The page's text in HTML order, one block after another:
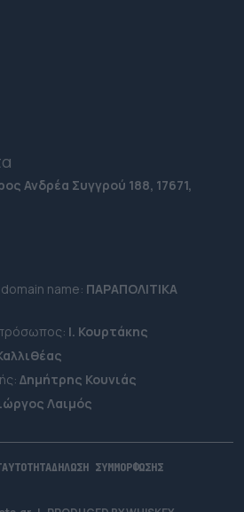
Ανδρέα Συγγρού 188, 17671,
domain name: ΠΑΡΑΠΟΛΙΤΙΚΑ
Ι. Κουρτάκης
Δημήτρης Κουνιάς
Λαιμός
ΔΗΛΩΣΗ ΣΥΜΜΟΡΦΩΣΗΣ